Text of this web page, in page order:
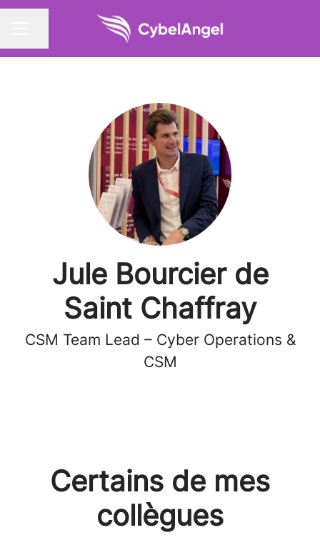
Partager la page
Jule Bourcier de
Saint Chaffray
CSM Team Lead – Cyber Operations &
CSM
Certains de mes
collègues